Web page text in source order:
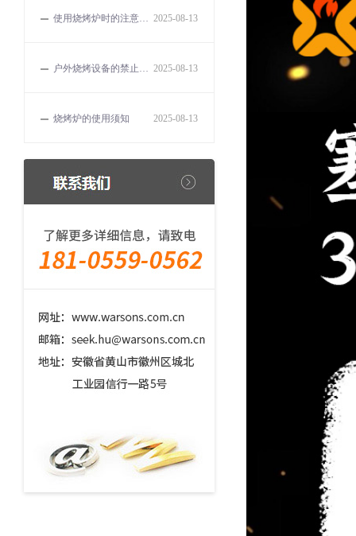
2025-08-13
使用烧烤炉时的注意事项有哪些？
2025-08-13
户外烧烤设备的禁止事项
2025-08-13
烧烤炉的使用须知